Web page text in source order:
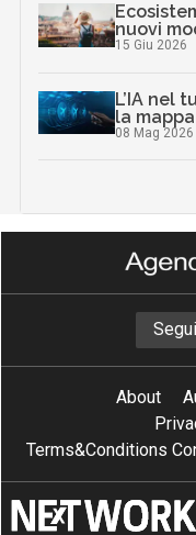
nuovi
15 Giu 2026
L’IA nel
la
08 Mag 2026
About
Terms&Conditions